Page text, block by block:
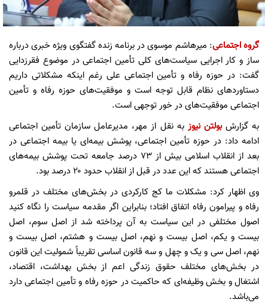
گروه اجتماعی: میرهاشم موسوی در برنامه زنده گفتگوی ویژه خبری درباره
ساز و کار اجرایی سیاست‌های کلی تأمین اجتماعی در موضوع فقرزدایی
گفت: در حوزه رفاه و تأمین اجتماعی علی رغم اینکه مشکلاتی داریم
دستاوردهای نظام قابل توجه است و موفقیت‌های حوزه رفاه و تأمین
اجتماعی موفقیت‌های در خور توجهی است.
به گزارشبولتن نیوز به نقل از مهر، مدیرعامل سازمان تأمین اجتماعی
ادامه داد: در حوزه تأمین اجتماعی، پوشش بیمه‌ای یا بیمه اجتماعی در
بعد از انقلاب اسلامی بیش از ۷۳ درصد جامعه تحت پوشش بیمه‌های
اجتماعی هستند که این عدد در قبل از انقلاب حدود ۲۰ درصد بود.
وی اظهار کرد: مشکلات ما کج کارکردی در بخش‌های مختلف در قلمرو
رفاه و پیرامون رفاه اتفاق افتاد؛ بنابراین اگر مقدمه سیاست را نگاه کنید
اصول مختلفی در این سیاست به آن پرداخته شد از اصل سوم، اصل
بیست و یکم، اصل بیست و نهم، اصل بیست و هشتم، اصل بیست و
نهم، اصل سی و یک و چهل و سه قانون اساسی تقریباً شمولیت این قانون
در بخش‌های مختلف حقوق زندگی اعم از بخش بهداشت، اقتصاد،
اشتغال و بخش وظیفه‌ای که حاکمیت در حوزه رفاه و تأمین اجتماعی دارد
می‌باشد.